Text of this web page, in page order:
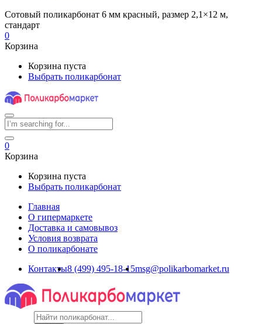
Сотовый поликарбонат 6 мм красный, размер 2,1×12 м,
стандарт
0
Корзина
Корзина пуста
Выбрать поликарбонат
0
Корзина
Корзина пуста
Выбрать поликарбонат
Главная
О гипермаркете
Доставка и самовывоз
Условия возврата
О поликарбонате
Контакты8 (499) 495-18-15msg@polikarbomarket.ru